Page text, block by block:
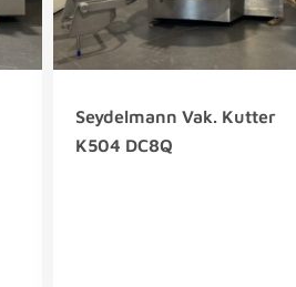
Seydelmann Vak. Kutter
K504 DC8Q